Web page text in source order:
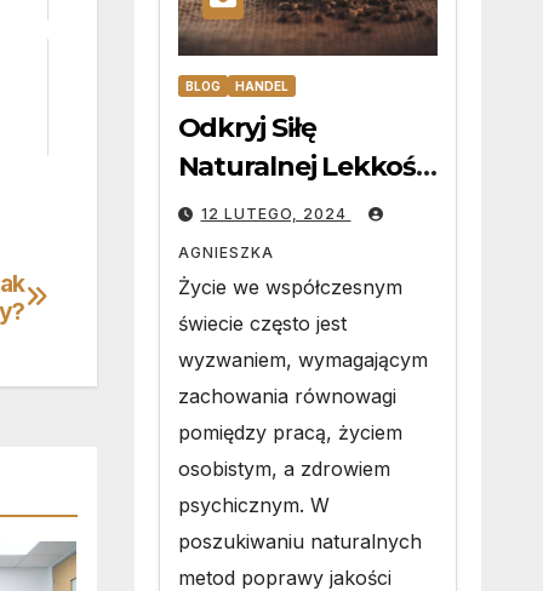
BLOG HANDEL
Odkryj Siłę
Naturalnej Lekkości
Jak Olejki CBD w
Różnych
Stężeniach
Wspomagają
Zrównoważony
Tryb Życia
12 LUTEGO, 2024
AGNIESZKA
Życie we współczesnym
świecie często jest
wyzwaniem, wymagającym
zachowania równowagi
pomiędzy pracą, życiem
osobistym, a zdrowiem
psychicznym. W
poszukiwaniu naturalnych
metod poprawy jakości